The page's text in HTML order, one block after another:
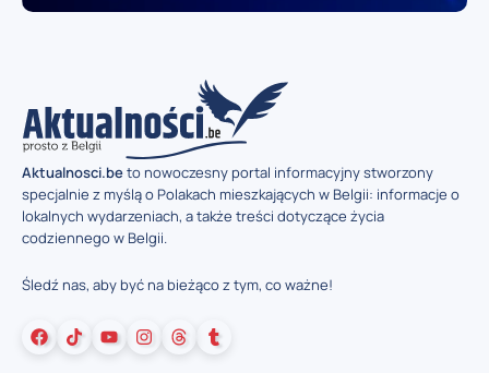
Aktualnosci.beto nowoczesny portal informacyjny stworzony
specjalnie z myślą o Polakach mieszkających w Belgii: informacje o
lokalnych wydarzeniach, a także treści dotyczące życia
codziennego w Belgii.
Śledź nas, aby być na bieżąco z tym, co ważne!